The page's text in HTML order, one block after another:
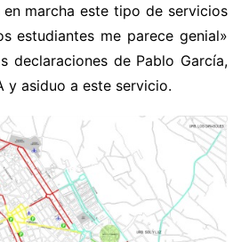
marcha este tipo de servicios
estudiantes me parece genial»
declaraciones de Pablo García,
y asiduo a este servicio.